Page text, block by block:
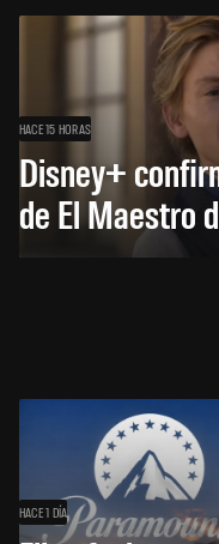
HACE 15 HORAS
Disney+
de El Maestro
HACE 1 DÍA